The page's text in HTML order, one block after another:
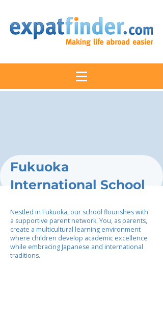
Fukuoka
International School
Nestled in Fukuoka, our school flourishes with
a supportive parent network. You, as parents,
create a multicultural learning environment
where children develop academic excellence
while embracing Japanese and international
traditions.